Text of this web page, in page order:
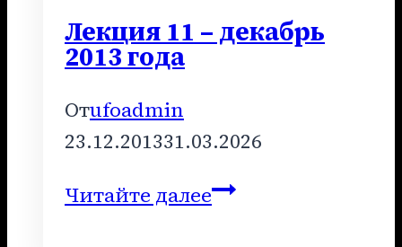
Лекция 11 – декабрь
2013 года
Отufoadmin
23.12.201331.03.2026
Читайте далееЛекция